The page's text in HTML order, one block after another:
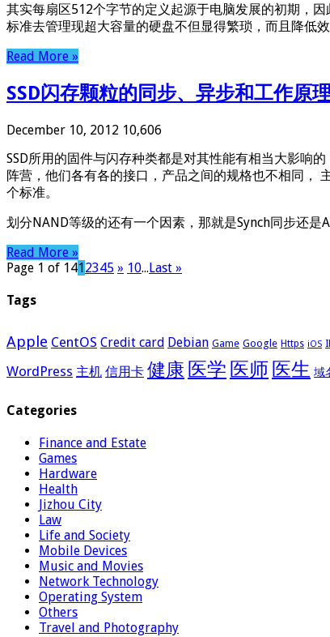
其实每扇区512个字节的定义起源于电脑发展的初期，
标准去管理现超大容量的硬盘不但显得繁琐，而且降低
Read More »
SSD闪存颗粒的同步、异步和工作原理
December 10, 2012 10,606
SSD所用的固件与闪存种类都是对其性能有相当大影响
阵营，他们各有各的接口，产品之间的规格也不相同，
个标准。
划分NAND等级的还有一个因素，那就是Synch同步还是
Read More »
Page 1 of 1412345 » 10...Last »
Tags
Apple CentOS Credit card Debian Game Google Https iOS
WordPress 主机 信用卡 健康 医学 医师 医生 域
Categories
Finance and Estate
Games
Hardware
Health
Jizhou City
Law
Life and Society
Mobile Devices
Music and Movies
Network Technology
Operating System
Others
Travel and Photography